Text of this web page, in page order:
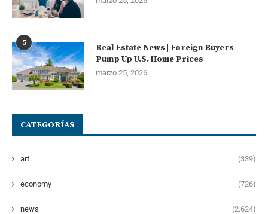
5
Real Estate News | Foreign Buyers
Pump Up U.S. Home Prices
marzo 25, 2026
CATEGORÍAS
art (339)
economy (726)
news (2.624)